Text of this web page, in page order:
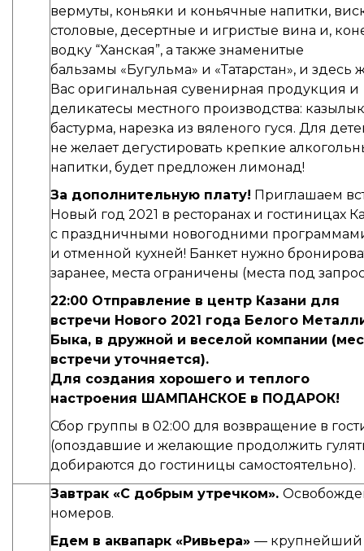
вермуты, коньяки и коньячные напитки,
столовые, десертные и игристые вина и,
водку “Ханская”, а также знаменитые
бальзамы «Бугульма» и «Татарстан», и здесь
Вас оригинальная сувенирная продукция и
деликатесы местного производства:
бастурма, нарезка из вяленого гуся. Для
не желает дегустировать крепкие
напитки, будет предложен лимонад!
За дополнительную плату! Приглашаем
Новый год 2021 в ресторанах и гостиницах
с праздничными новогодними
и отменной кухней! Банкет нужно
заранее, места ограничены (места под
22:00 Отправление в центр Казани для
встречи Нового 2021 года Белого
Быка, в дружной и веселой компании
встречи уточняется).
Для создания хорошего и теплого
настроения ШАМПАНСКОЕ в ПОДАРОК!
Сбор группы в 02:00 для возвращение в
(опоздавшие и желающие продолжить
добираются до гостиницы самостоятельно).
Завтрак «С добрым утречком».
номеров.
Едем в аквапарк «Ривьера» — крупнейший